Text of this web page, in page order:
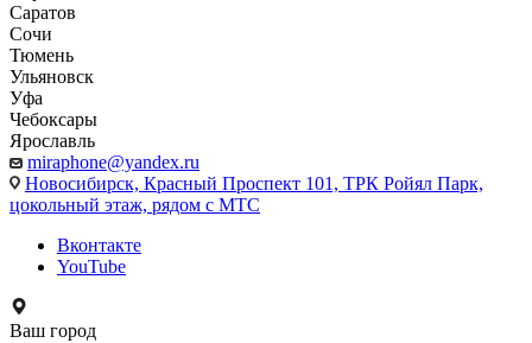
Саратов
Сочи
Тюмень
Ульяновск
Уфа
Чебоксары
Ярославль
miraphone@yandex.ru
Новосибирск, Красный Проспект 101, ТРК Ройял Парк,
цокольный этаж, рядом с МТС
Вконтакте
YouTube
Ваш город